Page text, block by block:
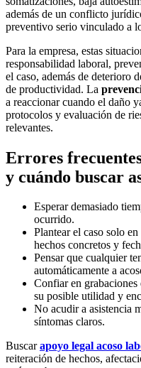
además de un conflicto
preventivo serio vinculado a
Para la empresa, estas
responsabilidad laboral,
el caso, además de deterioro
de productividad. La
a reaccionar cuando el daño
protocolos y evaluación de
relevantes.
Errores
y cuándo buscar
Esperar demasiado
ocurrido.
Plantear el caso solo
hechos concretos y
Pensar que cualquier
automáticamente a
Confiar en grabaciones
su posible utilidad y
No acudir a asistencia
síntomas claros.
Buscarapoyo legal acoso
reiteración de hechos,